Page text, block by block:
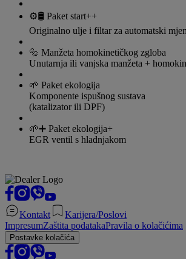
⚙️🛢️ Paket start++
Originalno ulje i filtar za automatski
🔩 Manžeta homokinetičkog zgloba
Unutarnja ili vanjska manžeta +
🌱 Paket ekologija
Komponente ispušnog sustava
(katalizator ili DPF)
🌱➕ Paket ekologija+
EGR ventil s hladnjakom
Kontakt
Karijera/Poslovi
ImpresumZaštita podatakaPravila o kolačićima
Postavke kolačića